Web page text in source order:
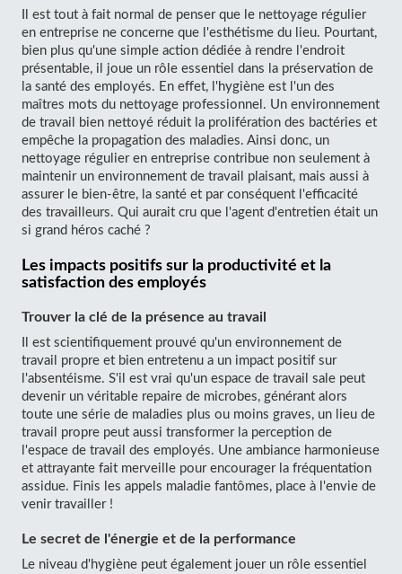
Il est tout à fait normal de penser que le nettoyage régulier
en entreprise ne concerne que l'esthétisme du lieu. Pourtant,
bien plus qu'une simple action dédiée à rendre l'endroit
présentable, il joue un rôle essentiel dans la préservation de
la santé des employés. En effet, l'hygiène est l'un des
maîtres mots du nettoyage professionnel. Un environnement
de travail bien nettoyé réduit la prolifération des bactéries et
empêche la propagation des maladies. Ainsi donc, un
nettoyage régulier en entreprise contribue non seulement à
maintenir un environnement de travail plaisant, mais aussi à
assurer le bien-être, la santé et par conséquent l'efficacité
des travailleurs. Qui aurait cru que l'agent d'entretien était un
si grand héros caché ?
Les impacts positifs sur la productivité et la
satisfaction des employés
Trouver la clé de la présence au travail
Il est scientifiquement prouvé qu'un environnement de
travail propre et bien entretenu a un impact positif sur
l'absentéisme. S'il est vrai qu'un espace de travail sale peut
devenir un véritable repaire de microbes, générant alors
toute une série de maladies plus ou moins graves, un lieu de
travail propre peut aussi transformer la perception de
l'espace de travail des employés. Une ambiance harmonieuse
et attrayante fait merveille pour encourager la fréquentation
assidue. Finis les appels maladie fantômes, place à l'envie de
venir travailler !
Le secret de l'énergie et de la performance
Le niveau d'hygiène peut également jouer un rôle essentiel